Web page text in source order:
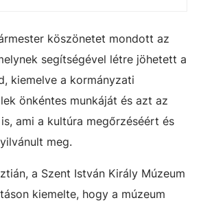
köszönetet mondott az
segítségével létre jöhetett a
kiemelve a kormányzati
önkéntes munkáját és azt az
ami a kultúra megőrzéséért és
meg.
a Szent István Király Múzeum
kiemelte, hogy a múzeum